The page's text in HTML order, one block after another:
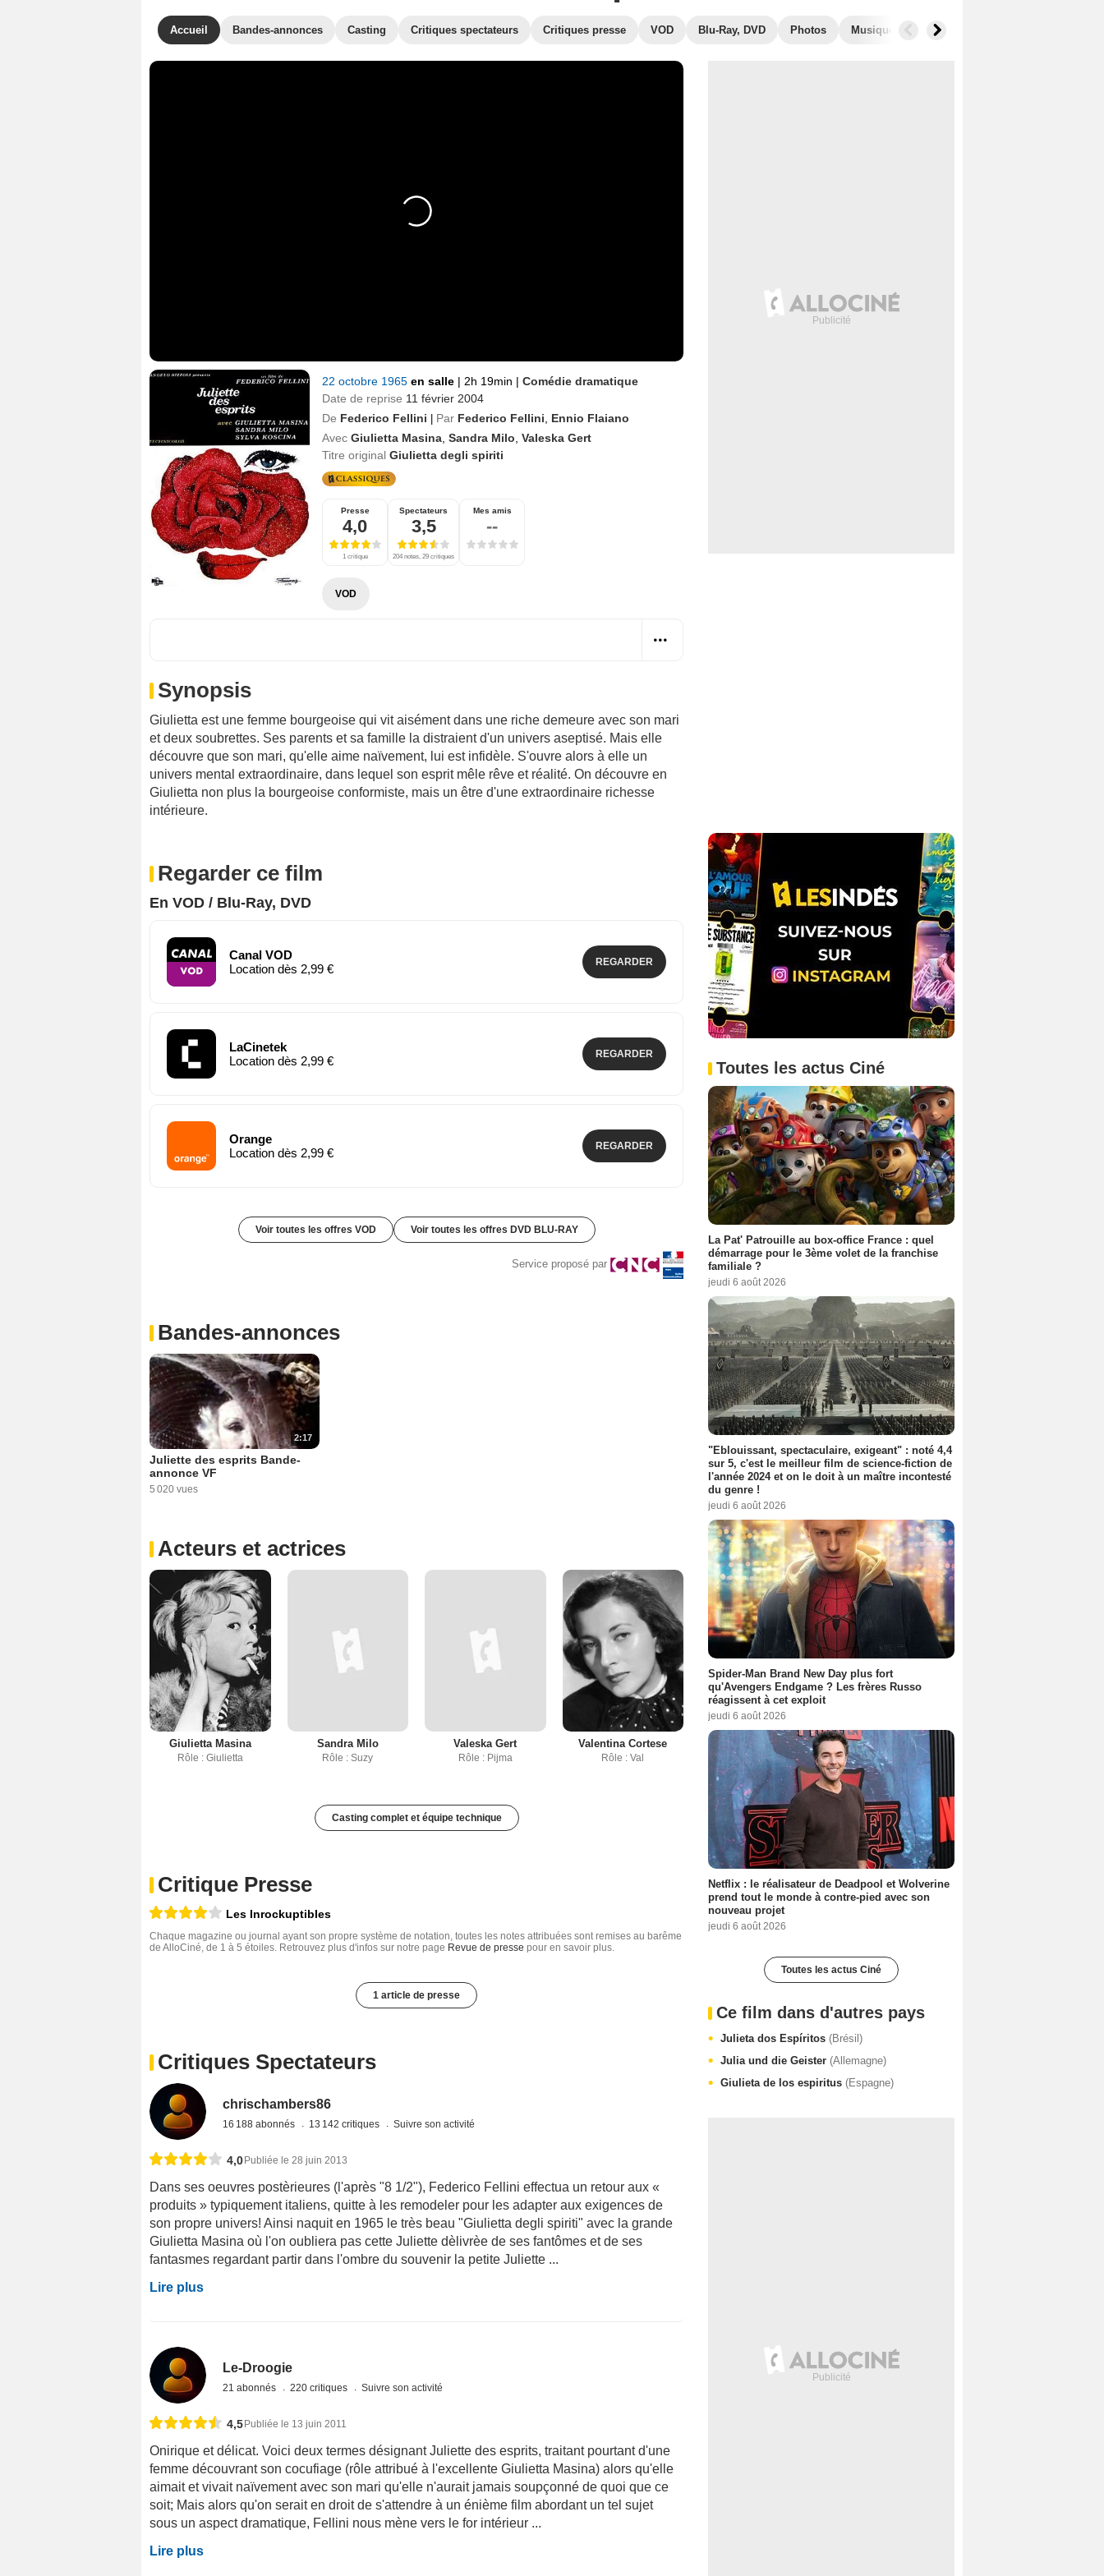
Accueil Bandes-annonces Casting Critiques spectateurs Critiques presse VOD Blu-Ray, DVD Photos Musique Secrets de tournage
22 octobre 1965 en salle | 2h 19min | Comédie dramatique
Date de reprise 11 février 2004
De Federico Fellini | Par Federico Fellini
Ennio Flaiano
Avec Giulietta Masina Sandra Milo Valeska Gert
Titre original Giulietta degli spiriti
Presse
4,0
1 critique
Spectateurs
3,5
204 notes, 29 critiques
Mes amis
--
VOD
Synopsis
Giulietta est une femme bourgeoise qui vit aisément dans une riche demeure avec son mari
et deux soubrettes. Ses parents et sa famille la distraient d'un univers aseptisé. Mais elle
découvre que son mari, qu'elle aime naïvement, lui est infidèle. S'ouvre alors à elle un
univers mental extraordinaire, dans lequel son esprit mêle rêve et réalité. On découvre en
Giulietta non plus la bourgeoise conformiste, mais un être d'une extraordinaire richesse
intérieure.
Regarder ce film
En VOD / Blu-Ray, DVD
Canal VOD
Location dès 2,99 €
REGARDER
LaCinetek
Location dès 2,99 €
REGARDER
Orange
Location dès 2,99 €
REGARDER
Voir toutes les offres VOD Voir toutes les offres DVD BLU-RAY
Service proposé par
Bandes-annonces
2:17
Juliette des esprits Bande-
annonce VF
5 020 vues
Acteurs et actrices
Giulietta Masina
Rôle : Giulietta
Sandra Milo
Rôle : Suzy
Valeska Gert
Rôle : Pijma
Valentina Cortese
Rôle : Val
Casting complet et équipe technique
Critique Presse
Les Inrockuptibles
Chaque magazine ou journal ayant son propre système de notation, toutes les notes attribuées sont remises au barême
de AlloCiné, de 1 à 5 étoiles. Retrouvez plus d'infos sur notre page Revue de presse pour en savoir plus.
1 article de presse
Critiques Spectateurs
chrischambers86
16 188 abonnés 13 142 critiques Suivre son activité
4,0Publiée le 28 juin 2013
Dans ses oeuvres postèrieures (l'après "8 1/2"), Federico Fellini effectua un retour aux «
produits » typiquement italiens, quitte à les remodeler pour les adapter aux exigences de
son propre univers! Ainsi naquit en 1965 le très beau "Giulietta degli spiriti" avec la grande
Giulietta Masina où l'on oubliera pas cette Juliette dèlivrèe de ses fantômes et de ses
fantasmes regardant partir dans l'ombre du souvenir la petite Juliette ...
Lire plus
Le-Droogie
21 abonnés 220 critiques Suivre son activité
4,5Publiée le 13 juin 2011
Onirique et délicat. Voici deux termes désignant Juliette des esprits, traitant pourtant d'une
femme découvrant son cocufiage (rôle attribué à l'excellente Giulietta Masina) alors qu'elle
aimait et vivait naïvement avec son mari qu'elle n'aurait jamais soupçonné de quoi que ce
soit; Mais alors qu'on serait en droit de s'attendre à un énième film abordant un tel sujet
sous un aspect dramatique, Fellini nous mène vers le for intérieur ...
Lire plus
Toutes les actus Ciné
La Pat' Patrouille au box-office France : quel
démarrage pour le 3ème volet de la franchise
familiale ?
jeudi 6 août 2026
"Eblouissant, spectaculaire, exigeant" : noté 4,4
sur 5, c'est le meilleur film de science-fiction de
l'année 2024 et on le doit à un maître incontesté
du genre !
jeudi 6 août 2026
Spider-Man Brand New Day plus fort
qu'Avengers Endgame ? Les frères Russo
réagissent à cet exploit
jeudi 6 août 2026
Netflix : le réalisateur de Deadpool et Wolverine
prend tout le monde à contre-pied avec son
nouveau projet
jeudi 6 août 2026
Toutes les actus Ciné
Ce film dans d'autres pays
Julieta dos Espíritos (Brésil)
Julia und die Geister (Allemagne)
Giulieta de los espiritus (Espagne)